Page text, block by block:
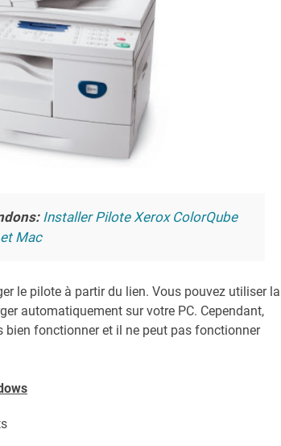
Installer Pilote Xerox ColorQube
Mac
le pilote à partir du lien. Vous pouvez utiliser la
automatiquement sur votre PC. Cependant,
bien fonctionner et il ne peut pas fonctionner